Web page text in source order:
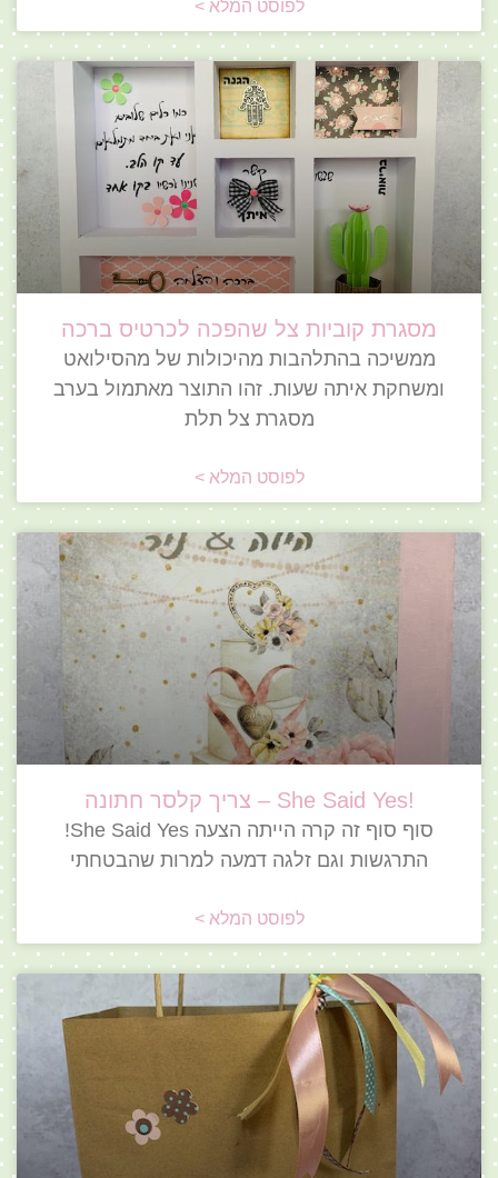
לפוסט המלא >
מסגרת קוביות צל שהפכה לכרטיס ברכה
ממשיכה בהתלהבות מהיכולות של מהסילואט
ומשחקת איתה שעות. זהו התוצר מאתמול בערב
מסגרת צל תלת
לפוסט המלא >
!She Said Yes – צריך קלסר חתונה
סוף סוף זה קרה הייתה הצעה She Said Yes!
התרגשות וגם זלגה דמעה למרות שהבטחתי
לפוסט המלא >